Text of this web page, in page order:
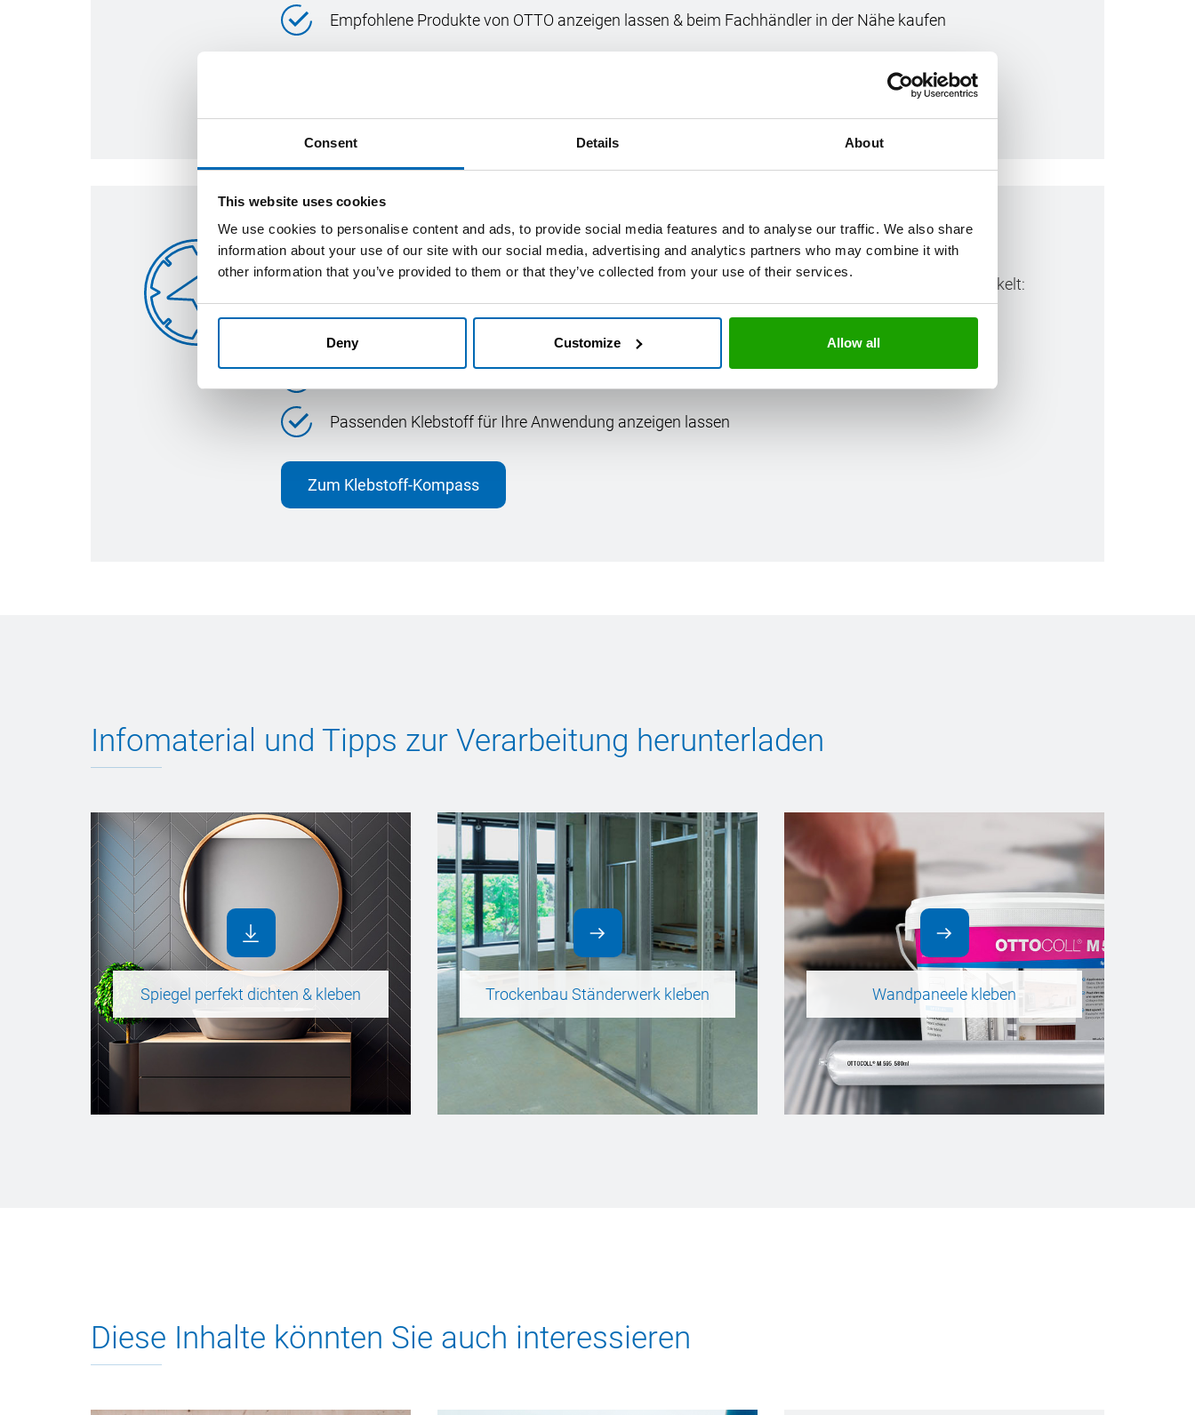
Consent Details About
This website uses cookies
We use cookies to personalise content and ads, to provide social media features and to analyse our traffic. We also share
information about your use of our site with our social media, advertising and analytics partners who may combine it with
other information that you’ve provided to them or that they’ve collected from your use of their services.
Deny Customize Allow all
Empfohlene Produkte von OTTO anzeigen lassen & beim Fachhändler in der Nähe kaufen
Der OTTO Klebstoff-Kompass
Klebstoff-Kompass wurde von uns speziell für eine möglichst einfache Klebstoff-Auswahl entwickelt:
Passenden Klebstoff für Ihre Anwendung anzeigen lassen
Zum Klebstoff-Kompass
Infomaterial und Tipps zur Verarbeitung herunterladen
Spiegel perfekt dichten & kleben Trockenbau Ständerwerk kleben Wandpaneele kleben
Diese Inhalte könnten Sie auch interessieren